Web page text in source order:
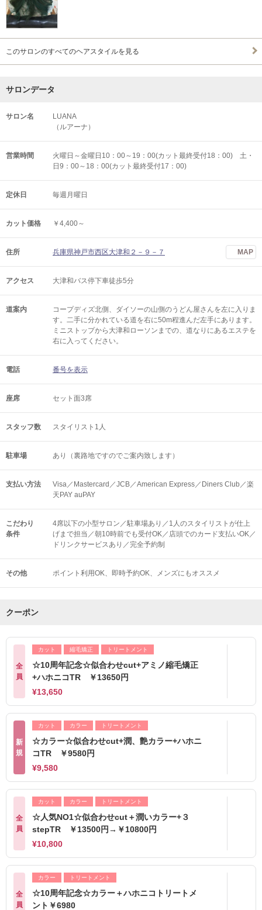
このサロンのすべてのヘアスタイルを見る
サロンデータ
サロン名
LUANA
（ルアーナ）
営業時間
火曜日～金曜日10：00～19：00(カット最終受付18：00) 土・
日9：00～18：00(カット最終受付17：00)
定休日 毎週月曜日
カット価格 ￥4,400～
住所 兵庫県神戸市西区大津和２－９－７ MAP
アクセス 大津和バス停下車徒歩5分
道案内
コープディズ北側、ダイソーの山側のうどん屋さんを左に入りま
す。二手に分かれている道を右に50m程進んだ左手にあります。
ミニストップから大津和ローソンまでの、道なりにあるエステを
右に入ってください。
電話 番号を表示
座席 セット面3席
スタッフ数 スタイリスト1人
駐車場 あり（裏路地ですのでご案内致します）
支払い方法
Visa／Mastercard／JCB／American Express／Diners Club／楽
天PAY auPAY
こだわり
条件
4席以下の小型サロン／駐車場あり／1人のスタイリストが仕上
げまで担当／朝10時前でも受付OK／店頭でのカード支払いOK／
ドリンクサービスあり／完全予約制
その他 ポイント利用OK 即時予約OK メンズにもオススメ
クーポン
全
員
カット 縮毛矯正 トリートメント
☆10周年記念☆似合わせcut+アミノ縮毛矯正
+ハホニコTR ￥13650円
¥13,650
新
規
カット カラー トリートメント
☆カラー☆似合わせcut+潤、艶カラー+ハホニ
コTR ￥9580円
¥9,580
全
員
カット カラー トリートメント
☆人気NO1☆似合わせcut＋潤いカラー+３
stepTR ￥13500円→￥10800円
¥10,800
全
員
カラー トリートメント
☆10周年記念☆カラー＋ハホニコトリートメ
ント￥6980